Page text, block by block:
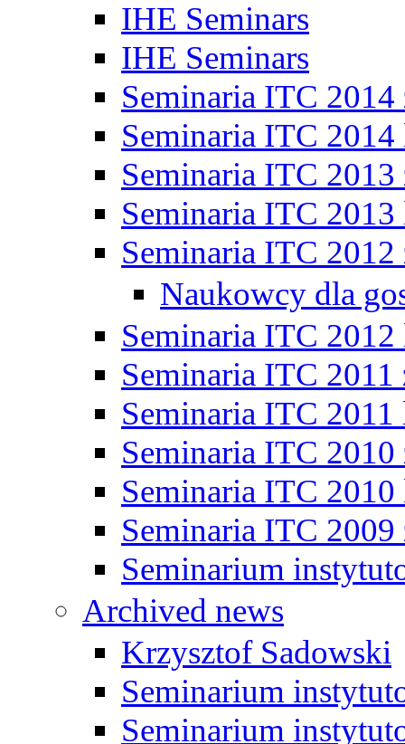
IHE Seminars
IHE Seminars
Seminaria ITC 2014
Seminaria ITC 2014
Seminaria ITC 2013
Seminaria ITC 2013
Seminaria ITC 2012
Naukowcy dla
Seminaria ITC 2012
Seminaria ITC 2011
Seminaria ITC 2011
Seminaria ITC 2010
Seminaria ITC 2010
Seminaria ITC 2009
Seminarium
Archived news
Krzysztof Sadowski
Seminarium
Seminarium